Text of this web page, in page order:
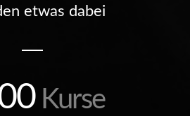
etwas dabei
Kurse